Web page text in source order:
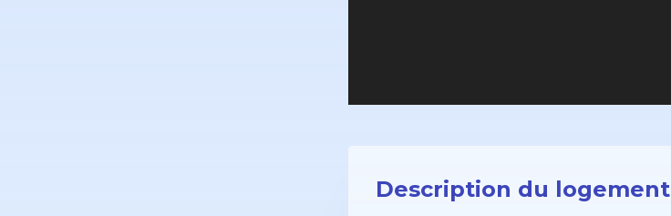
Description du logement